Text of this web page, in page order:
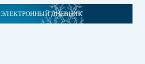
ЭЛЕКТРОННЫЙ ДНЕВНИК